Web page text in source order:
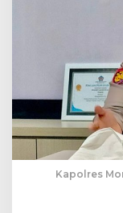
Kapolres